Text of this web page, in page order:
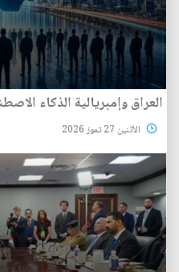
العراق وإمبريالية الذكاء
الأثنين 27 تموز 2026